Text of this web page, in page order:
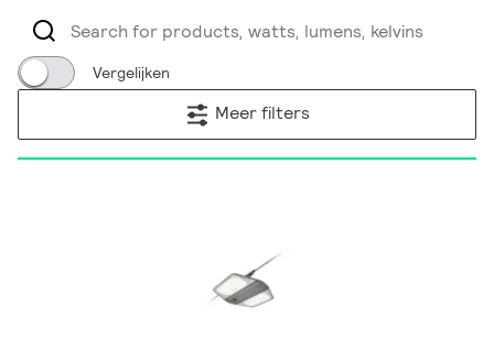
Vergelijken
Meer filters